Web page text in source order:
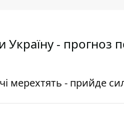
- прогноз
мерехтять - прийде